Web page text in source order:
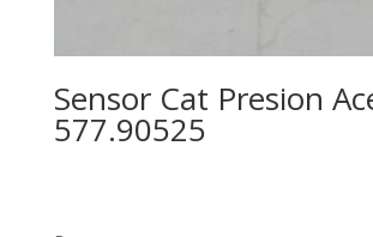
Sensor Cat Presion
577.90525